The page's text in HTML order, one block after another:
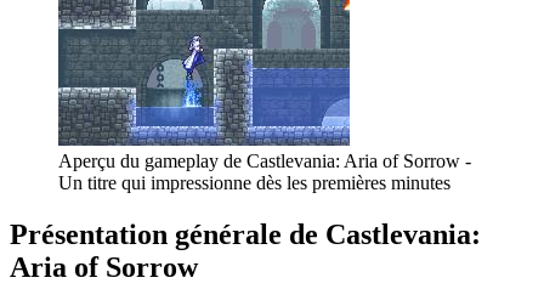
Aperçu du gameplay de Castlevania: Aria of Sorrow -
Un titre qui impressionne dès les premières minutes
Présentation générale de Castlevania:
Aria of Sorrow